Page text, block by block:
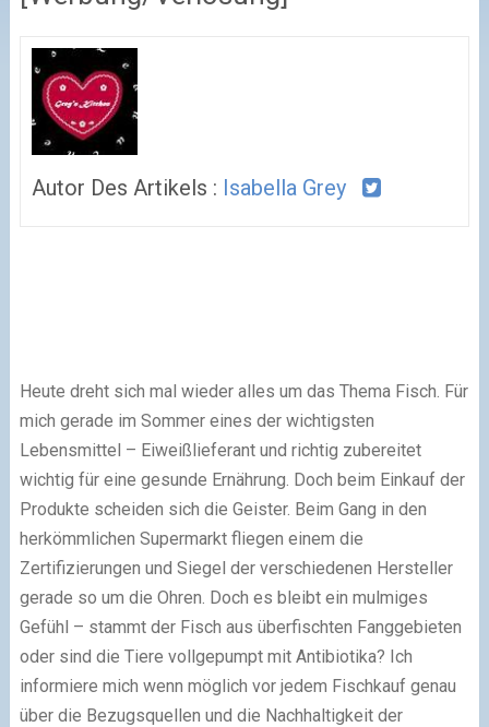
Autor Des Artikels : Isabella Grey
Heute dreht sich mal wieder alles um das Thema Fisch. Für
mich gerade im Sommer eines der wichtigsten
Lebensmittel – Eiweißlieferant und richtig zubereitet
wichtig für eine gesunde Ernährung. Doch beim Einkauf der
Produkte scheiden sich die Geister. Beim Gang in den
herkömmlichen Supermarkt fliegen einem die
Zertifizierungen und Siegel der verschiedenen Hersteller
gerade so um die Ohren. Doch es bleibt ein mulmiges
Gefühl – stammt der Fisch aus überfischten Fanggebieten
oder sind die Tiere vollgepumpt mit Antibiotika? Ich
informiere mich wenn möglich vor jedem Fischkauf genau
über die Bezugsquellen und die Nachhaltigkeit der